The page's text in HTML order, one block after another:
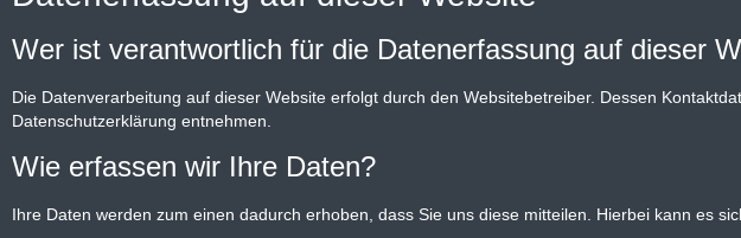
Wer ist verantwortlich für die Datenerfassung auf dieser
Die Datenverarbeitung auf dieser Website erfolgt durch den Websitebetreiber. Dessen
Datenschutzerklärung entnehmen.
Wie erfassen wir Ihre Daten?
Ihre Daten werden zum einen dadurch erhoben, dass Sie uns diese mitteilen. Hierbei kann es